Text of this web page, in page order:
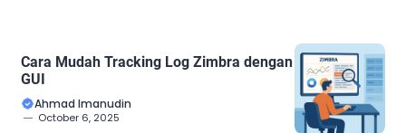
Cara Mudah Tracking Log Zimbra dengan
GUI
Ahmad Imanudin
October 6, 2025